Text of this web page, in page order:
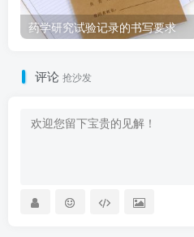
药学研究试验记录的书写要求
评论 抢沙发